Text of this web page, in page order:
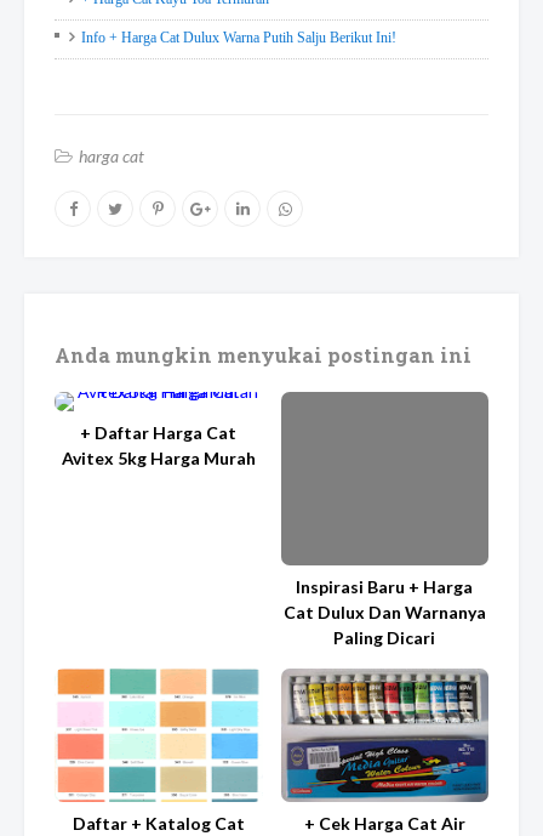
Info + Harga Cat Dulux Warna Putih Salju Berikut Ini!
harga cat
Anda mungkin menyukai postingan ini
+ Daftar Harga Cat
Avitex 5kg Harga Murah
Inspirasi Baru + Harga
Cat Dulux Dan Warnanya
Paling Dicari
Daftar + Katalog Cat
+ Cek Harga Cat Air